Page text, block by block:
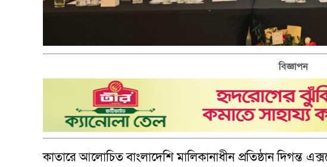
বিজ্ঞাপন
কাতারে আলোচিত বাংলাদেশি মালিকানাধীন প্রতিষ্ঠান দিগন্ত